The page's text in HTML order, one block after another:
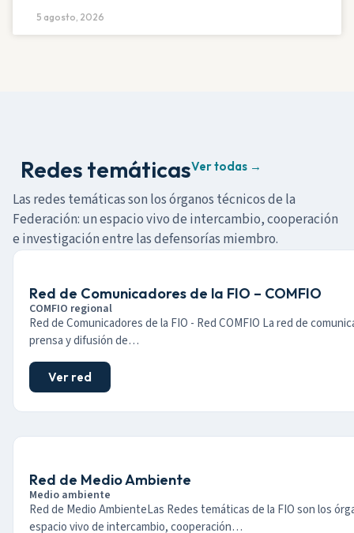
5 agosto, 2026
Redes temáticasVer todas →
Las redes temáticas son los órganos técnicos de la
Federación: un espacio vivo de intercambio, cooperación
e investigación entre las defensorías miembro.
Red de Comunicadores de la FIO – COMFIO
COMFIO regional
Red de Comunicadores de la FIO - Red COMFIO La red de
prensa y difusión de…
Ver red
Red de Medio Ambiente
Medio ambiente
Red de Medio AmbienteLas Redes temáticas de la FIO son los
espacio vivo de intercambio, cooperación…